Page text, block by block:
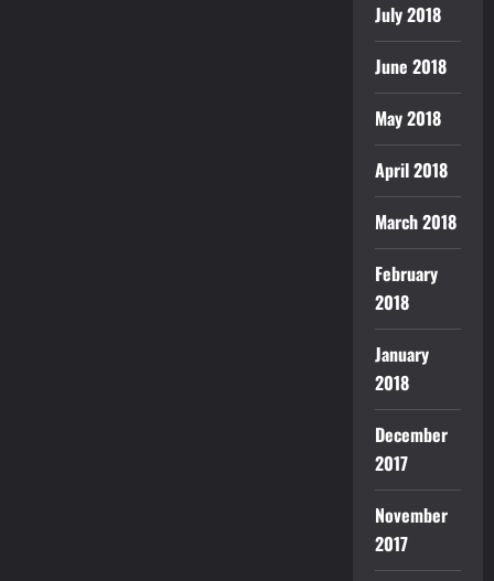
July 2018
June 2018
May 2018
April 2018
March 2018
February
2018
January
2018
December
2017
November
2017